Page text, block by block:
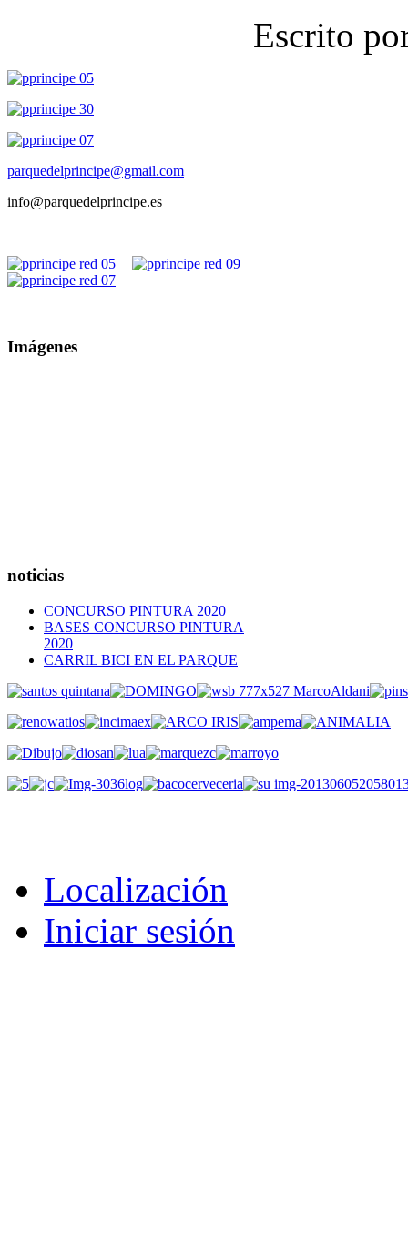
Escrito
parquedelprincipe@gmail.com
info@parquedelprincipe.es
Imágenes
noticias
CONCURSO PINTURA 2020
BASES CONCURSO PINTURA
2020
CARRIL BICI EN EL PARQUE
Localización
Iniciar sesión